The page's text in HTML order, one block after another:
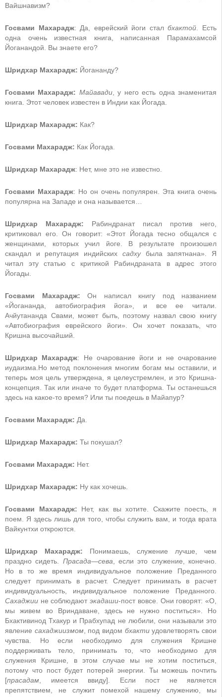
Вайшнавизм?
Госвами Махарадж: Да, еврейский йоги сталбхактой . Есть
одна очень известная книга, написанная Парамахамсой
Йоганандой. Вы знаете его?
Шридхар Махарадж: Йогананду?
Госвами Махарадж: Майавади, у него есть одна знаменитая
книга. Этот человек известен в Индии как Йогада.
Шридхар Махарадж: Как?
Госвами Махарадж: Как Йогада.
Шридхар Махарадж: Нет, мне это не известно.
Госвами Махарадж: Но он очень популярен. Эта книга очень
популярна на Западе и она называется…
Шридхар Махарадж: Рабиндранат писал против него,
критиковал его. Он говорит: «Этот Йогада тесно общался с
женщинами, которых учил йоге. В результате произошел
скандал и репутация индийских садхубыла запятнана». Я
читал эту статью с критикой Рабиндраната в адрес этого
Йогады.
Госвами Махарадж: Он написал книгу под названием
«Йогананда, автобиография йога», и все ее читали.
Ачйутананда Свами, может быть, поэтому назвал свою книгу
«Автобиография еврейского йоги». Он хочет показать, что
Кришна высочайший.
Шридхар Махарадж: Не очарование йоги и не очарование
иудаизма.Но метод поклонения многим богам мы оставили, и
теперь моя цель утверждена, я целеустремлен, и это Кришна-
концепция. Так или иначе то будет платформа. Ты останешься
здесь на какое-то время? Или ты поедешь в Майапур?
Госвами Махарадж: Да.
Шридхар Махарадж: Ты покушал?
Госвами Махарадж: Нет.
Шридхар Махарадж: Ну как хочешь.
Госвами Махарадж: Нет, как вы хотите. Скажите поесть, я
поем. Я здесь лишь для того, чтобы служить вам, и тогда врата
Вайкунтхи откроются.
Шридхар Махарадж: Понимаешь, служение лучше, чем
праздно сидеть. Прасада—сева , если это служение, конечно.
Но в то же время индивидуальное положение Преданного
следует принимать в расчет. Следует принимать в расчет
индивидуальность, индивидуальное положение Преданного.
Сахаджии не соблюдаютэкадаши-пост вовсе. Они говорят: «О,
мы живем во Вриндаване, здесь не нужно поститься». Но
Бхактивинод Тхакур и Прабхупад не любили, они называли это
явление сахаджиизмом, под видом бхактиудовлетворять свои
чувства. Но если необходимо для служения Кришне
поддерживать тело, принимать то, что необходимо для
служения Кришне, в этом случае мы не хотим поститься,
потому что пост будет потерей энергии. Ты можешь почтить
[прасадам , имеется ввиду]. Если пост не является
препятствием, не служит помехой нашему служению, мы